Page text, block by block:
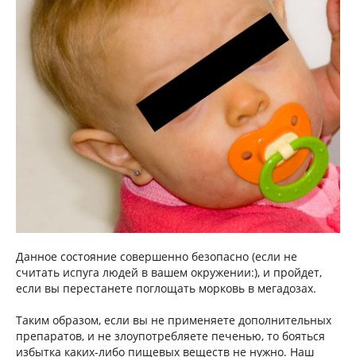
Данное состояние совершенно безопасно (если не
считать испуга людей в вашем окружении:), и пройдет,
если вы перестанете поглощать морковь в мегадозах.
Таким образом, если вы не применяете дополнительных
препаратов, и не злоупотребляете печенью, то бояться
избытка каких-либо пищевых веществ не нужно. Наш